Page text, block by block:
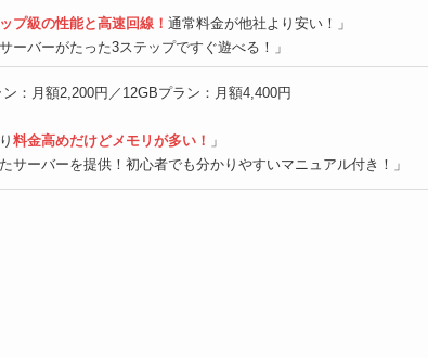
プ級の性能と高速回線！通常料金が他社より安い！」
サーバーがたった3ステップですぐ遊べる！」
：月額2,200円／12GBプラン：月額4,400円
料金高めだけどメモリが多い！
」
たサーバーを提供！初心者でも分かりやすいマニュアル付き！」